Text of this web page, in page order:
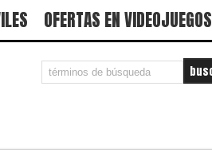
OFERTAS EN VIDEOJUEGOS